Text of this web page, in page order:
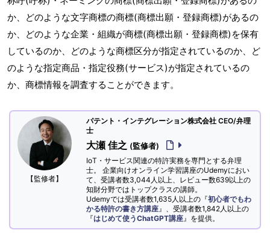
か、どのような文字商標の商標(商標出願・登録商標)があるの
か、どのような企業・組織が商標(商標出願・登録商標)を保有
しているのか、どのような商標区分が指定されているのか、ど
のような指定商品・指定役務(サービス)が指定されているの
か、商標情報を調査することができます。
【監修者】
パテント・インテグレーション株式会社 CEO/弁理
士
大瀬 佳之 (監修者)
IoT・サービス関連の特許実務を専門とする弁理
士。 企業向けオンライン学習講座のUdemyにおい
て、受講者数3,044人以上、レビュー数639以上の
知財分野ではトップクラスの講師。
Udemyでは受講者数1,635人以上の『初心者でもわ
かる特許の書き方講座 』、受講者数1,842人以上の
『はじめて使うChatGPT講座 』を提供。